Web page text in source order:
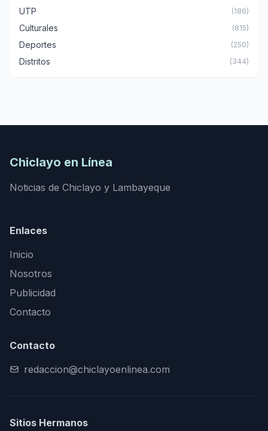
UTP (186)
Culturales (815)
Deportes (250)
Distritos (344)
Chiclayo en Línea
Noticias de Chiclayo y Lambayeque
Enlaces
Inicio
Nosotros
Publicidad
Contacto
Contacto
redaccion@chiclayoenlinea.com
Sitios Hermanos